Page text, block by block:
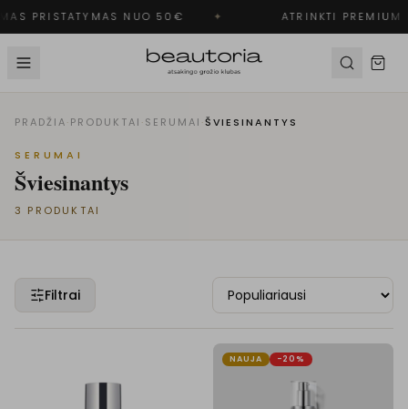
PRISTATYMAS NUO 50€ ✦ ATRINKTI PREMIUM
PRADŽIA·PRODUKTAI ·SERUMAI ·ŠVIESINANTYS
SERUMAI
Šviesinantys
3 PRODUKTAI
Filtrai
NAUJA -20%